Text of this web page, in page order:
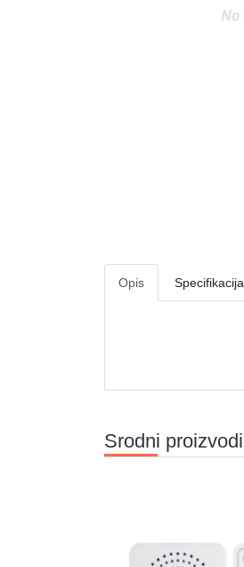
Opis Specifikacija
Srodni proizvodi